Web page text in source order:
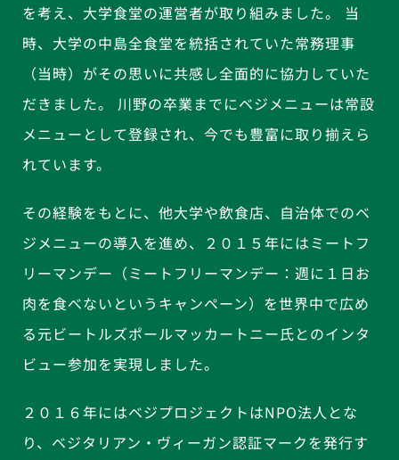
を考え、大学食堂の運営者が取り組みました。 当
時、大学の中島全食堂を統括されていた常務理事
（当時）がその思いに共感し全面的に協力していた
だきました。 川野の卒業までにベジメニューは常設
メニューとして登録され、今でも豊富に取り揃えら
れています。
その経験をもとに、他大学や飲食店、自治体でのベ
ジメニューの導入を進め、２０１５年にはミートフ
リーマンデー（ミートフリーマンデー：週に１日お
肉を食べないというキャンペーン）を世界中で広め
る元ビートルズポールマッカートニー氏とのインタ
ビュー参加を実現しました。
２０１６年にはベジプロジェクトはNPO法人とな
り、ベジタリアン・ヴィーガン認証マークを発行す